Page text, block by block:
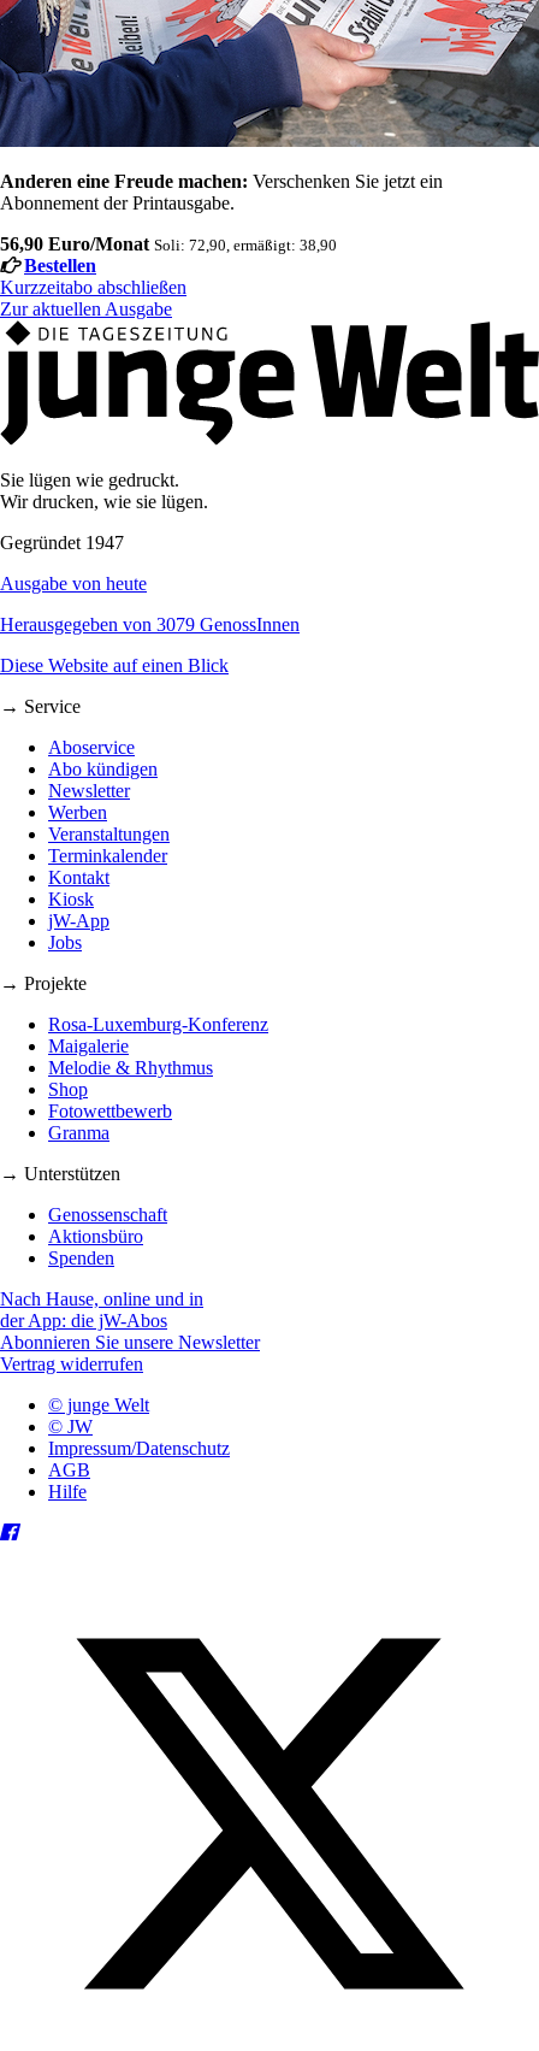
Anderen eine Freude machen: Verschenken Sie jetzt ein
Abonnement der Printausgabe.
56,90 Euro/Monat Soli: 72,90, ermäßigt: 38,90
Bestellen
Kurzzeitabo abschließen
Zur aktuellen Ausgabe
Sie lügen wie gedruckt.
Wir drucken, wie sie lügen.
Gegründet 1947
Ausgabe von heute
Herausgegeben von 3079 GenossInnen
Diese Website auf einen Blick
→ Service
Aboservice
Abo kündigen
Newsletter
Werben
Veranstaltungen
Terminkalender
Kontakt
Kiosk
jW-App
Jobs
→ Projekte
Rosa-Luxemburg-Konferenz
Maigalerie
Melodie & Rhythmus
Shop
Fotowettbewerb
Granma
→ Unterstützen
Genossenschaft
Aktionsbüro
Spenden
Nach Hause, online und in
der App: die jW-Abos
Abonnieren Sie unsere Newsletter
Vertrag widerrufen
© junge Welt
© JW
Impressum/Datenschutz
AGB
Hilfe